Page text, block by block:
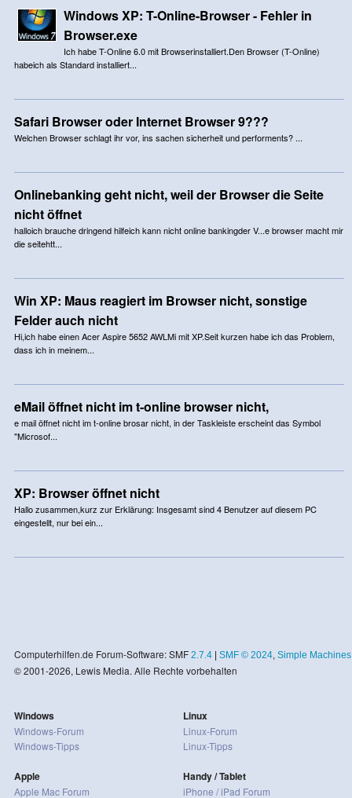
Windows XP: T-Online-Browser - Fehler in
Browser.exe
Ich habe T-Online 6.0 mit Browserinstalliert.Den Browser (T-Online)
habeich als Standard installiert...
Safari Browser oder Internet Browser 9???
Welchen Browser schlagt ihr vor, ins sachen sicherheit und performents? ...
Onlinebanking geht nicht, weil der Browser die Seite
nicht öffnet
halloich brauche dringend hilfeich kann nicht online bankingder V...e browser macht mir
die seitehtt...
Win XP: Maus reagiert im Browser nicht, sonstige
Felder auch nicht
Hi,ich habe einen Acer Aspire 5652 AWLMi mit XP.Seit kurzen habe ich das Problem,
dass ich in meinem...
eMail öffnet nicht im t-online browser nicht,
e mail öffnet nicht im t-online brosar nicht, in der Taskleiste erscheint das Symbol
"Microsof...
XP: Browser öffnet nicht
Hallo zusammen,kurz zur Erklärung: Insgesamt sind 4 Benutzer auf diesem PC
eingestellt, nur bei ein...
Computerhilfen.de Forum-Software: SMF 2.7.4| SMF © 2024, Simple Machines
© 2001-2026, Lewis Media. Alle Rechte vorbehalten
Windows
Windows-Forum
Windows-Tipps
Apple
Apple Mac Forum
Linux
Linux-Forum
Linux-Tipps
Handy / Tablet
iPhone / iPad Forum